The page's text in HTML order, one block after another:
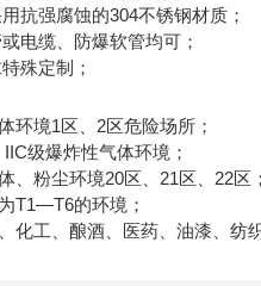
抗强腐蚀的304不锈钢材质；
电缆、防爆软管均可；
殊定制；
环境1区、2区危险场所；
级爆炸性气体环境；
、粉尘环境20区、21区、22区；
T1—T6的环境；
化工、酿酒、医药、油漆、纺